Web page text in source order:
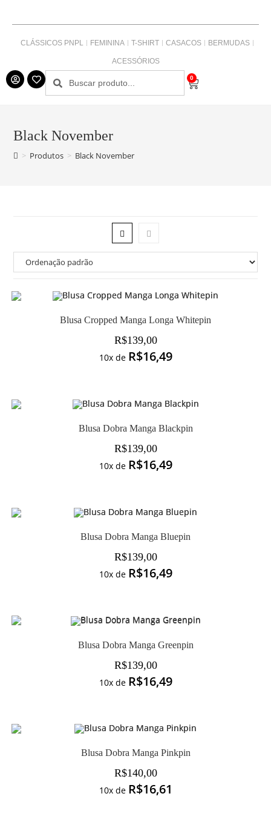
CLÁSSICOS PNPL FEMININA T-SHIRT CASACOS BERMUDAS
ACESSÓRIOS
0
Black November
> Produtos > Black November
Blusa Cropped Manga Longa Whitepin
R$139,00
10x de R$16,49
Blusa Dobra Manga Blackpin
R$139,00
10x de R$16,49
Blusa Dobra Manga Bluepin
R$139,00
10x de R$16,49
Blusa Dobra Manga Greenpin
R$139,00
10x de R$16,49
Blusa Dobra Manga Pinkpin
R$140,00
10x de R$16,61